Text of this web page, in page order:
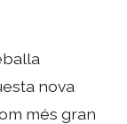
nova
més gran